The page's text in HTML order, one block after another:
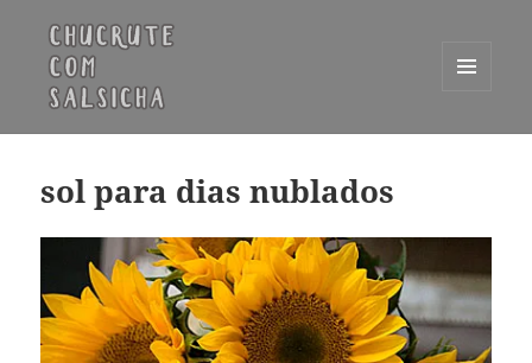
WIDGETS
sol para dias nublados